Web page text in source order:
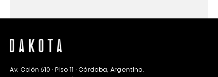
Av. Colón 610 · Piso 11 · Córdoba, Argentina.